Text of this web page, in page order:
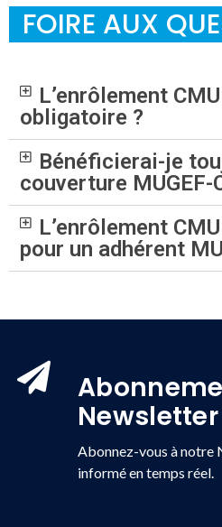
FOIRE AUX
L’enrôlement
obligatoire ?
Bénéficierai-je
couverture MUGEF-
L’enrôlement
pour un adhérent
Newsletter
Abonnez-vous à notre
informé en temps réel.